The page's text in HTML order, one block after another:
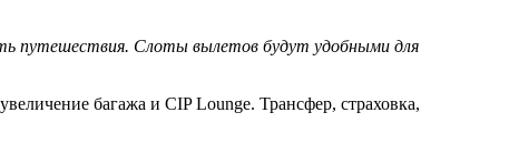
путешествия. Слоты вылетов будут удобными для
багажа и CIP Lounge. Трансфер, страховка,